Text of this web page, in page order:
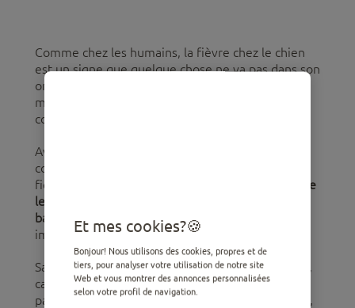
Comme chez les humains, la fièvre chez le chien
est un signe que quelque chose ne va pas dans son
organisme. Il ne s’agit pas d’une maladie en soi,
mais d’un symptôme qu’il faut observer et
contrôler.
Avant de déterminer si un chien a de la fièvre, il
convient de comprendre ce qu’est réellement la
fièvre : un
mécanisme de défense du corps contre
les infections causées par des virus ou des
bactéries
, qui active également le système
immunitaire.
Savoir si un chien a de la fièvre peut être difficile,
car les signes ne sont pas toujours évidents. Mais
pas de panique, cher dog parent
Et mes cookies?
Bonjour! Nous utilisons des cookies, propres et de
tiers, pour analyser votre utilisation de notre site
Web et vous montrer des annonces personnalisées
selon votre profil de navigation.